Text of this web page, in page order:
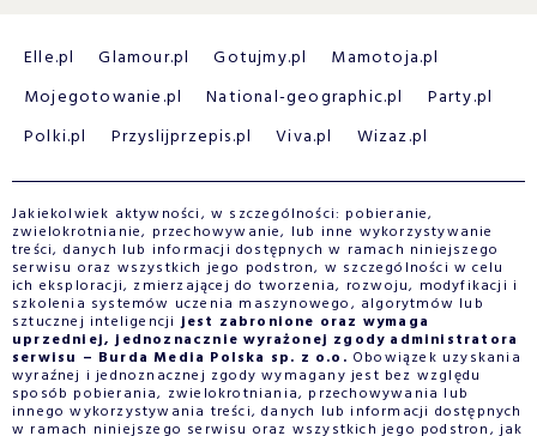
Elle.pl Glamour.pl Gotujmy.pl
Mamotoja.pl
Mojegotowanie.pl
National-geographic.pl
Party.pl
Polki.pl
Przyslijprzepis.pl Viva.pl Wizaz.pl
Jakiekolwiek aktywności, w szczególności: pobieranie,
zwielokrotnianie, przechowywanie, lub inne wykorzystywanie
treści, danych lub informacji dostępnych w ramach niniejszego
serwisu oraz wszystkich jego podstron, w szczególności w celu
ich eksploracji, zmierzającej do tworzenia, rozwoju, modyfikacji i
szkolenia systemów uczenia maszynowego, algorytmów lub
sztucznej inteligencjijest zabronione oraz wymaga
uprzedniej, jednoznacznie wyrażonej zgody administratora
serwisu – Burda Media Polska sp. z o.o. Obowiązek uzyskania
wyraźnej i jednoznacznej zgody wymagany jest bez względu
sposób pobierania, zwielokrotniania, przechowywania lub
innego wykorzystywania treści, danych lub informacji dostępnych
w ramach niniejszego serwisu oraz wszystkich jego podstron, jak